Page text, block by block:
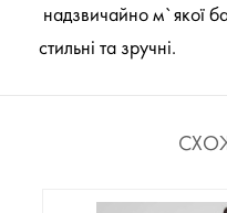
надзвичайно м`якої
стильні та зручні.